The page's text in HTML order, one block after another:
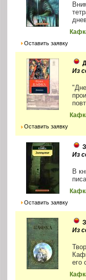
Оставить заявку
Из
Оставить заявку
Из
В
Оставить заявку
Из
его